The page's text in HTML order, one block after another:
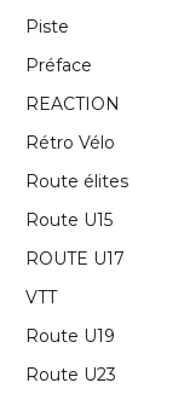
Piste
Préface
REACTION
Rétro Vélo
Route élites
Route U15
ROUTE U17
VTT
Route U19
Route U23